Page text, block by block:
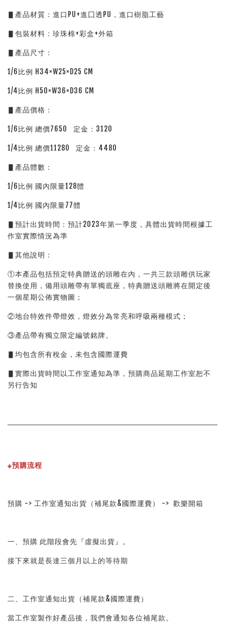
▋產品材質：進口PU+進囗透PU，進口樹脂工藝
▋包裝材料：珍珠棉+彩盒+外箱
▋產品尺寸：
1/6比例 H34×W25×D25 CM
1/4比例 H50×W36×D36 CM
▋產品價格：
1/6比例 總價7650   定金：3120
1/4比例 總價11280   定金：4480
▋產品體數：
1/6比例 國內限量128體
1/4比例 國內限量77體
▋預計出貨時間：預計2023年第一季度，具體出貨時間根據工
作室實際情況為準
▋其他說明：
①本產品包括預定特典贈送的頭雕在內，一共三款頭雕供玩家
替換使用，備用頭雕帶有單獨底座，特典贈送頭雕將在開定後
一個星期公佈實物圖；
②地台特效件帶燈效，燈效分為常亮和呼吸兩種模式；
③產品帶有獨立限定編號銘牌。
▋均包含所有稅金，未包含國際運費
▋實際出貨時間以工作室通知為準，預購商品延期工作室恕不
另行告知
※預購流程
預購 -> 工作室通知出貨（補尾款&國際運費） ->  歡樂開箱
一、預購 此階段會先『虛擬出貨』。
接下來就是長達三個月以上的等待期
二、工作室通知出貨（補尾款&國際運費）
當工作室製作好產品後，我們會通知各位補尾款。